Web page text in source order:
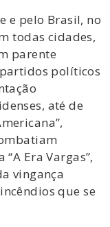
e pelo Brasil, no
todas cidades,
parente
políticos
até de
Era Vargas”,
vingança
que se